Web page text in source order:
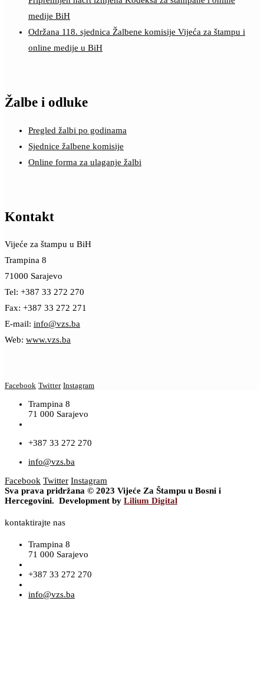
medije BiH
Održana 118. sjednica Žalbene komisije Vijeća za štampu i
online medije u BiH
Žalbe i odluke
Pregled žalbi po godinama
Sjednice žalbene komisije
Online forma za ulaganje žalbi
Kontakt
Vijeće za štampu u BiH
Trampina 8
71000 Sarajevo
Tel: +387 33 272 270
Fax: +387 33 272 271
E-mail: info@vzs.ba
Web: www.vzs.ba
Facebook Twitter Instagram
Trampina 8
71 000 Sarajevo
+387 33 272 270
info@vzs.ba
Facebook Twitter Instagram
Sva prava pridržana © 2023 Vijeće Za Štampu u Bosni i
Hercegovini. Development by Lilium Digital
kontaktirajte nas
Trampina 8
71 000 Sarajevo
+387 33 272 270
info@vzs.ba